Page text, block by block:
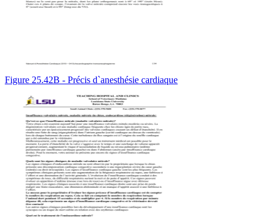
Figure 25.42B - Précis d`anesthésie cardiaque